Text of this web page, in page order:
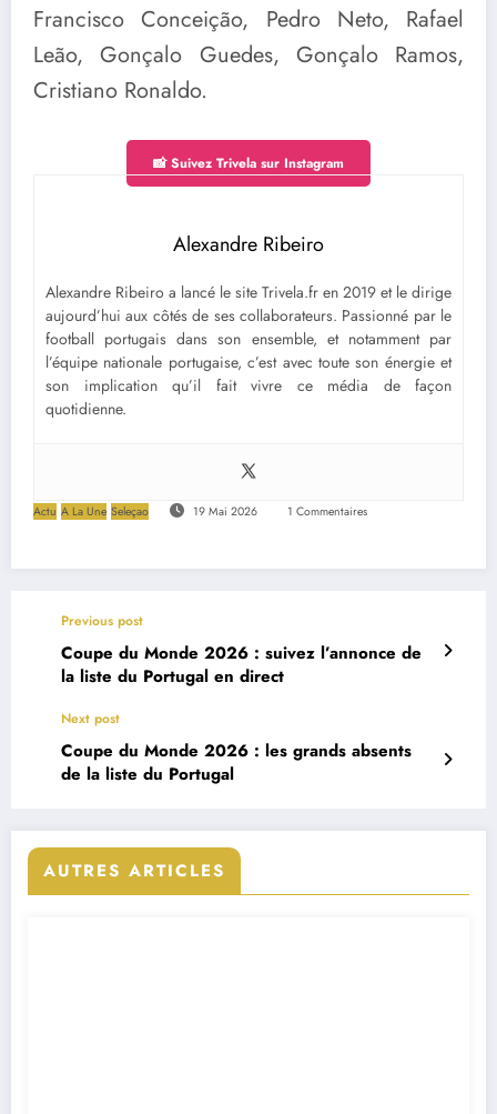
Francisco Conceição, Pedro Neto, Rafael
Leão, Gonçalo Guedes, Gonçalo Ramos,
Cristiano Ronaldo.
📸 Suivez Trivela sur Instagram
Alexandre Ribeiro
Alexandre Ribeiro a lancé le site Trivela.fr en 2019 et le dirige
aujourd’hui aux côtés de ses collaborateurs. Passionné par le
football portugais dans son ensemble, et notamment par
l’équipe nationale portugaise, c’est avec toute son énergie et
son implication qu’il fait vivre ce média de façon
quotidienne.
Actu A La Une Seleçao 19 Mai 2026 1 Commentaires
Previous post
Coupe du Monde 2026 : suivez l’annonce de
la liste du Portugal en direct
Next post
Coupe du Monde 2026 : les grands absents
de la liste du Portugal
AUTRES ARTICLES